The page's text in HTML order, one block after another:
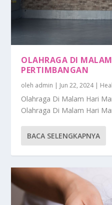
OLAHRAGA DI
PERTIMBANGAN
oleh admin | Jun 22, 2024|
Olahraga Di Malam Hari
Olahraga Di Malam Hari
BACA SELENGKAPNYA